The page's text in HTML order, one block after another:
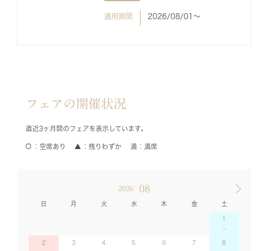
適用期間 2026/08/01〜
フェアの開催状況
直近3ヶ月間のフェアを表示しています。
空席あり 残りわずか 満席
2026/ 08
日 月 火 水 木 金 土
1
2 3 4 5 6 7 8